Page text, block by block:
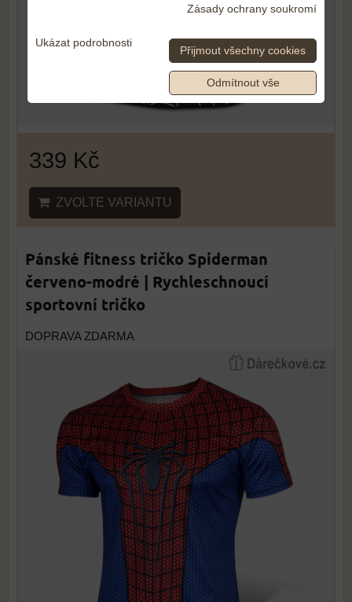
339 Kč
ZVOLTE VARIANTU
Pánské fitness tričko Spiderman
červeno-modré | Rychleschnoucí
sportovní tričko
DOPRAVA ZDARMA
Zásady ochrany soukromí
Ukázat podrobnosti
Přijmout všechny cookies
Odmítnout vše